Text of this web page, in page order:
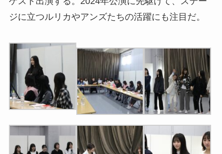
ジに立つルリカやアンズたちの活躍にも注目だ。